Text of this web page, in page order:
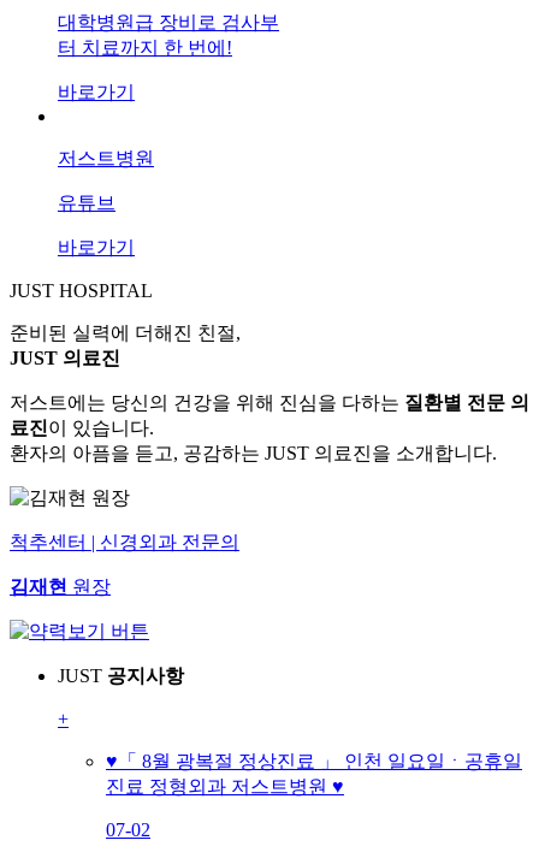
대학병원급 장비로 검사부
터 치료까지 한 번에!
바로가기
저스트병원
유튜브
바로가기
JUST HOSPITAL
준비된 실력에 더해진 친절,
JUST 의료진
저스트에는 당신의 건강을 위해 진심을 다하는 질환별 전문 의
료진이 있습니다.
환자의 아픔을 듣고, 공감하는 JUST 의료진을 소개합니다.
척추센터 | 신경외과 전문의
김재현 원장
JUST 공지사항
+
♥「 8월 광복절 정상진료 」 인천 일요일ㆍ공휴일
진료 정형외과 저스트병원 ♥
07-02